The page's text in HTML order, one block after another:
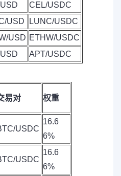
CEL/USDC
USD
LUNC/USDC
USD ETHW/USDC
APT/USDC
易对 权重
USDC
16.6
6%
USDC
16.6
6%